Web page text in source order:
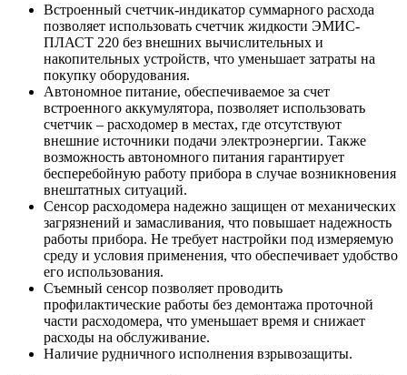
Встроенный счетчик-индикатор суммарного расхода
позволяет использовать счетчик жидкости ЭМИС-
ПЛАСТ 220 без внешних вычислительных и
накопительных устройств, что уменьшает затраты на
покупку оборудования.
Автономное питание, обеспечиваемое за счет
встроенного аккумулятора, позволяет использовать
счетчик – расходомер в местах, где отсутствуют
внешние источники подачи электроэнергии. Также
возможность автономного питания гарантирует
бесперебойную работу прибора в случае возникновения
внештатных ситуаций.
Сенсор расходомера надежно защищен от механических
загрязнений и замасливания, что повышает надежность
работы прибора. Не требует настройки под измеряемую
среду и условия применения, что обеспечивает удобство
его использования.
Съемный сенсор позволяет проводить
профилактические работы без демонтажа проточной
части расходомера, что уменьшает время и снижает
расходы на обслуживание.
Наличие рудничного исполнения взрывозащиты.